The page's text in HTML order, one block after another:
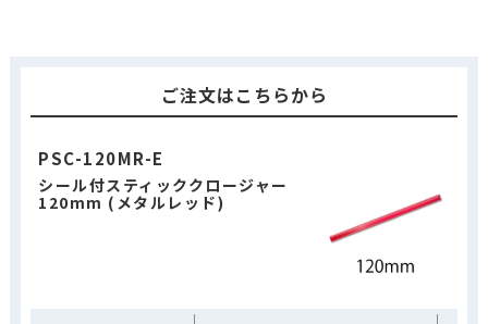
ご注文はこちらから
PSC-120MR-E
シール付スティッククロージャー
120mm (メタルレッド)